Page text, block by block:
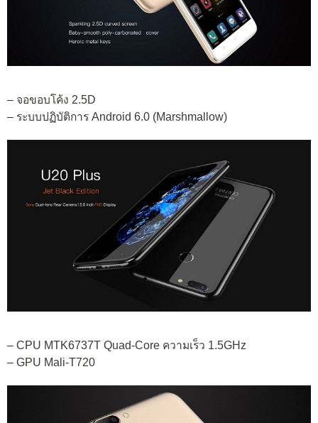
– จอขอบโค้ง 2.5D
– ระบบปฏิบัติการ Android 6.0 (Marshmallow)
– CPU MTK6737T Quad-Core ความเร็ว 1.5GHz
– GPU Mali-T720